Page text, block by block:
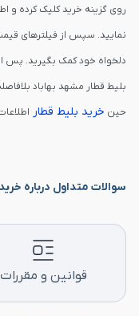
روی گزینه خرید کلیک کرده و
نمایید. سپس از فیلترهای
دلخواه خود کمک بگیرید. پس از
بلیط قطار مشهد بهاباد
حین خرید بلیط قطار
سوالات متداول درباره
قوانین و مقررات